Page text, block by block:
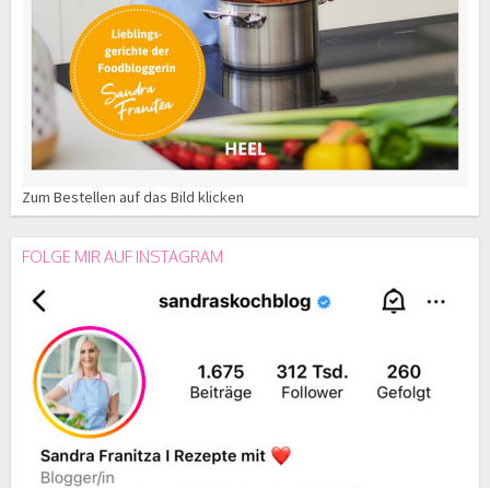
Zum Bestellen auf das Bild klicken
FOLGE MIR AUF INSTAGRAM